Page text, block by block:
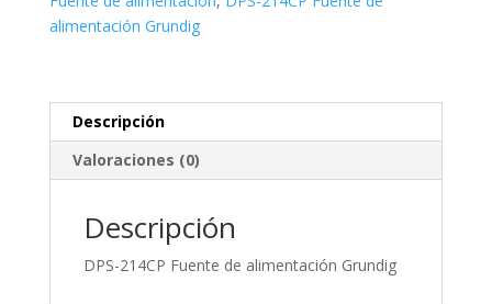
alimentación Grundig
Descripción
Valoraciones (0)
Descripción
DPS-214CP Fuente de alimentación Grundig